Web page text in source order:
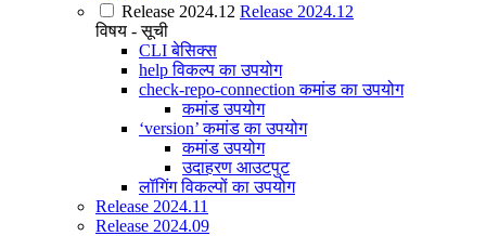
Release 2024.12 Release 2024.12
विषय - सूची
CLI बेसिक्स
help विकल्प का उपयोग
check-repo-connection कमांड का उपयोग
कमांड उपयोग
‘version’ कमांड का उपयोग
कमांड उपयोग
उदाहरण आउटपुट
लॉगिंग विकल्पों का उपयोग
Release 2024.11
Release 2024.09